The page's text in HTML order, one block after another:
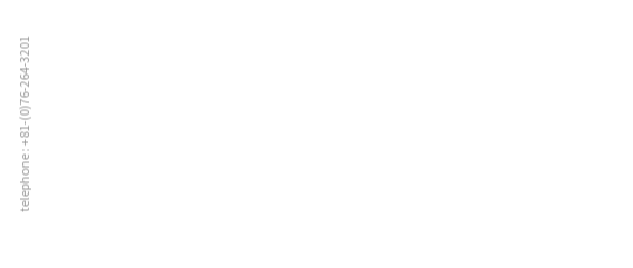
telephone : +81-(0)76-264-3201